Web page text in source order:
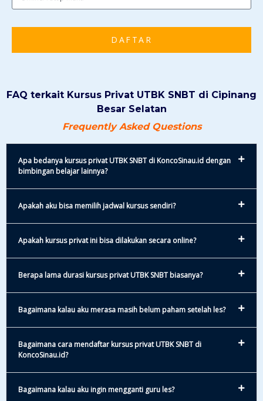
DAFTAR
FAQ terkait Kursus Privat UTBK SNBT di Cipinang
Besar Selatan
Frequently Asked Questions
Apa bedanya kursus privat UTBK SNBT di KoncoSinau.id dengan
bimbingan belajar lainnya?
Apakah aku bisa memilih jadwal kursus sendiri?
Apakah kursus privat ini bisa dilakukan secara online?
Berapa lama durasi kursus privat UTBK SNBT biasanya?
Bagaimana kalau aku merasa masih belum paham setelah les?
Bagaimana cara mendaftar kursus privat UTBK SNBT di
KoncoSinau.id?
Bagaimana kalau aku ingin mengganti guru les?